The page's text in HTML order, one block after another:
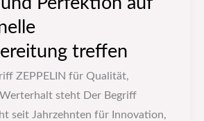
treffen
ZEPPELIN für Qualität,
steht Der Begriff
seit Jahrzehnten für Innovation,